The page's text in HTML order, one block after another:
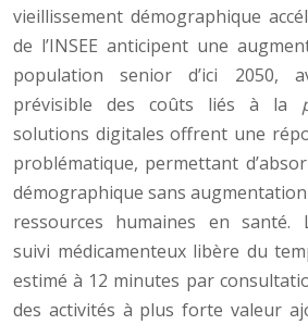
vieillissement démographique
de l’INSEE anticipent une
population senior d’ici 2050,
prévisible des coûts liés à la
solutions digitales offrent une
problématique, permettant
démographique sans
ressources humaines en santé.
suivi médicamenteux libère du
estimé à 12 minutes par
des activités à plus forte valeur